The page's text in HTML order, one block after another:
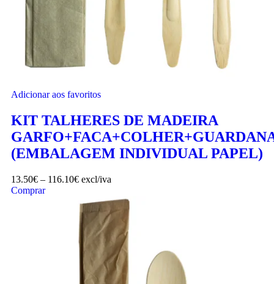
Adicionar aos favoritos
KIT TALHERES DE MADEIRA
(EMBALAGEM INDIVIDUAL PAPEL)
13.50€ – 116.10€ excl/iva
Comprar